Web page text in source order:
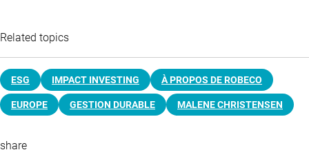
Related topics
ESG IMPACT INVESTING À PROPOS DE ROBECO
EUROPE GESTION DURABLE MALENE CHRISTENSEN
share